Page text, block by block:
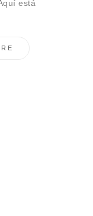
está